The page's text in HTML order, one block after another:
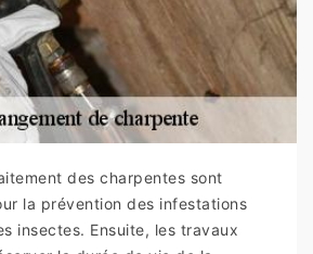
des charpentes sont
la prévention des infestations
insectes. Ensuite, les travaux